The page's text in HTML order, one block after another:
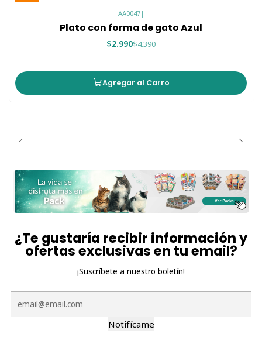
AA0047|
Plato con forma de gato Azul
$2.990$4.390
Agregar al Carro
¿Te gustaría recibir información y
ofertas exclusivas en tu email?
¡Suscríbete a nuestro boletín!
Notifícame